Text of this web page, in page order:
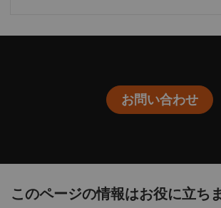
お問い合わせ
このページの情報はお役に立ち